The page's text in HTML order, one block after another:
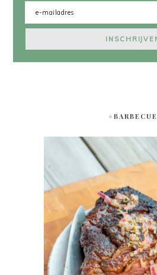
#BARBECUE